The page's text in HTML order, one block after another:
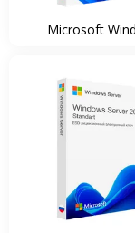
Microsoft